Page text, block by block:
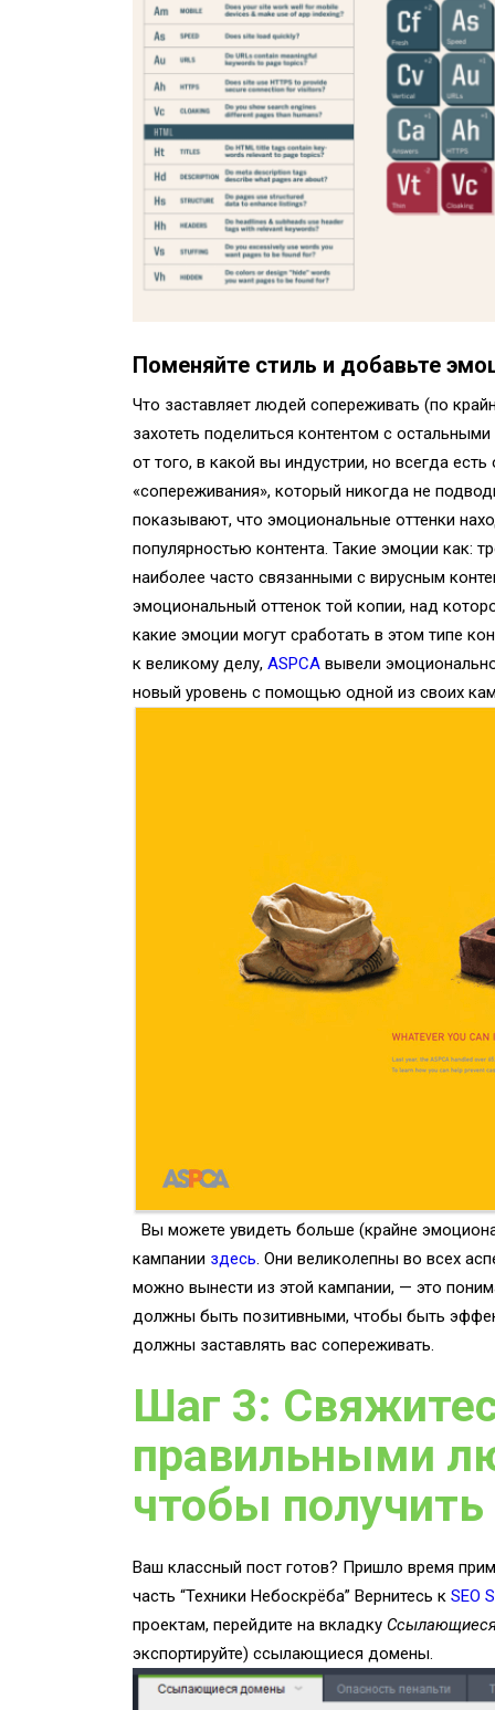
Поменяйте стиль и добавьте
Что заставляет людей сопереживать (по
захотеть поделиться контентом с
от того, в какой вы индустрии, но всегда
«сопереживания», который никогда не
показывают, что эмоциональные оттенки
популярностью контента. Такие эмоции как:
наиболее часто связанными с вирусным
эмоциональный оттенок той копии, над
какие эмоции могут сработать в этом типе
к великому делу, ASPCA вывели
новый уровень с помощью одной из своих
Вы можете увидеть больше (крайне
кампании здесь. Они великолепны во всех
можно вынести из этой кампании, — это
должны быть позитивными, чтобы быть
должны заставлять вас сопереживать.
Шаг 3:
правильными
чтобы
Ваш классный пост готов? Пришло время
часть “Техники Небоскрёба” Вернитесь к SEO
проектам, перейдите на вкладку
экспортируйте) ссылающиеся домены.